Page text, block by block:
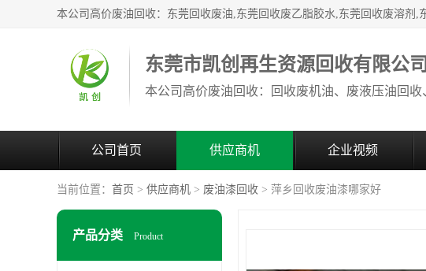
东莞市凯创再生资源回收有限公司
公司首页 供应商机 企业视频
当前位置： 首页 > 供应商机 > 废油漆回收 > 萍乡回收废油漆哪家好
产品分类 Product